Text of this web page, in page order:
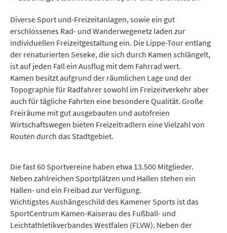
Diverse Sport und-Freizeitanlagen, sowie ein gut
erschlossenes Rad- und Wanderwegenetz laden zur
individuellen Freizeitgestaltung ein. Die Lippe-Tour entlang
der renaturierten Seseke, die sich durch Kamen schlängelt,
ist auf jeden Fall ein Ausflug mit dem Fahrrad wert.
Kamen besitzt aufgrund der räumlichen Lage und der
Topographie für Radfahrer sowohl im Freizeitverkehr aber
auch für tägliche Fahrten eine besondere Qualität. Große
Freiräume mit gut ausgebauten und autofreien
Wirtschaftswegen bieten Freizeitradlern eine Vielzahl von
Routen durch das Stadtgebiet.
Die fast 60 Sportvereine haben etwa 13.500 Mitglieder.
Neben zahlreichen Sportplätzen und Hallen stehen ein
Hallen- und ein Freibad zur Verfügung.
Wichtigstes Aushängeschild des Kamener Sports ist das
SportCentrum Kamen-Kaiserau des Fußball- und
Leichtathletikverbandes Westfalen (FLVW). Neben der